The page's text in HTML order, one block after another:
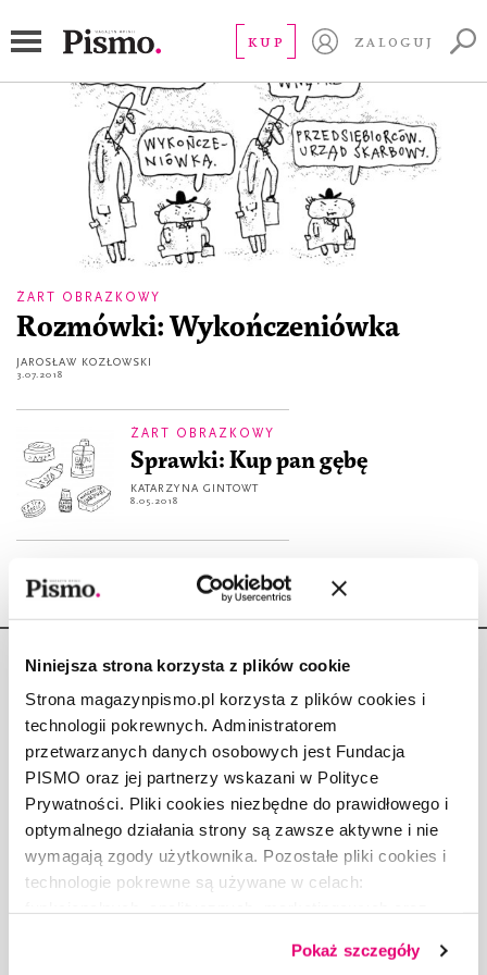
Niniejsza strona korzysta z plików cookie
Strona magazynpismo.pl korzysta z plików cookies i
technologii pokrewnych. Administratorem
przetwarzanych danych osobowych jest Fundacja
PISMO oraz jej partnerzy wskazani w Polityce
Prywatności. Pliki cookies niezbędne do prawidłowego i
optymalnego działania strony są zawsze aktywne i nie
wymagają zgody użytkownika. Pozostałe pliki cookies i
technologie pokrewne są używane w celach:
dobrowolną zgodę na pliki cookies i technologie
Pokaż szczegóły
KUP ZALOGUJ
ŻART OBRAZKOWY
Rozmówki: Wykończeniówka
JAROSŁAW KOZŁOWSKI
3.07.2018
ŻART OBRAZKOWY
Sprawki: Kup pan gębę
KATARZYNA GINTOWT
8.05.2018
Copyright © Fundacja Pismo
O „PIŚMIE”
ABOUT PISMO
FACT-CHECKING W „PIŚMIE”